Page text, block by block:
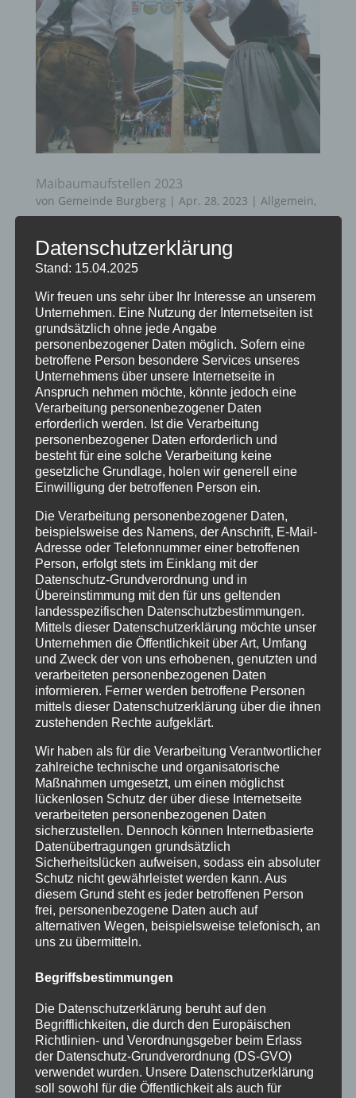
Maibaumaufstellen 2023
von Gemeinde Burgberg | Apr. 28, 2023 | Allgemein,
Der Trachtenverein Burgberg lädt alle Gäste
Maibaumaufstellung am 1.Mai 2023 ab 13.30
Uhr auf dem Burgberger Dorfplatz ein. Der
frisch geschlagene und geschmückte Baum
wird unter den Klängen der Alphornbläser und
der Musikkapelle...
20 Jahre Erzgruben Burgberg –
Jubiläumssommer mit vielen besonderen
Erlebnissen
Halbzeit im Mikrozensus
Burgberger Dorfabende
Burgberger Weinfest
Vollsperrung der Staatsstraße 2007 in
Burgberg am 10. Juli 2026
Kategorien
Allgemein
Amtliche Bekanntmachungen
Bürgerinformationen
Fortbildungen
Startseite
Veranstaltungen
Antrag Arbeiten ausweis Bauhof Bayern
Bekanntmachung Brauchtum burgberg
Burgberg im Allgäu burgentage Bürger Bürgerbüro
Datenschutzerklärung
Stand: 15.04.2025
Wir freuen uns sehr über Ihr Interesse an unserem
Unternehmen. Eine Nutzung der Internetseiten ist
grundsätzlich ohne jede Angabe
personenbezogener Daten möglich. Sofern eine
betroffene Person besondere Services unseres
Unternehmens über unsere Internetseite in
Anspruch nehmen möchte, könnte jedoch eine
Verarbeitung personenbezogener Daten
erforderlich werden. Ist die Verarbeitung
personenbezogener Daten erforderlich und
besteht für eine solche Verarbeitung keine
gesetzliche Grundlage, holen wir generell eine
Einwilligung der betroffenen Person ein.
Die Verarbeitung personenbezogener Daten,
beispielsweise des Namens, der Anschrift, E-Mail-
Adresse oder Telefonnummer einer betroffenen
Person, erfolgt stets im Einklang mit der
Datenschutz-Grundverordnung und in
Übereinstimmung mit den für uns geltenden
landesspezifischen Datenschutzbestimmungen.
Mittels dieser Datenschutzerklärung möchte unser
Unternehmen die Öffentlichkeit über Art, Umfang
und Zweck der von uns erhobenen, genutzten und
verarbeiteten personenbezogenen Daten
informieren. Ferner werden betroffene Personen
mittels dieser Datenschutzerklärung über die ihnen
zustehenden Rechte aufgeklärt.
Wir haben als für die Verarbeitung Verantwortlicher
zahlreiche technische und organisatorische
Maßnahmen umgesetzt, um einen möglichst
lückenlosen Schutz der über diese Internetseite
verarbeiteten personenbezogenen Daten
sicherzustellen. Dennoch können Internetbasierte
Datenübertragungen grundsätzlich
Sicherheitslücken aufweisen, sodass ein absoluter
Schutz nicht gewährleistet werden kann. Aus
diesem Grund steht es jeder betroffenen Person
frei, personenbezogene Daten auch auf
alternativen Wegen, beispielsweise telefonisch, an
uns zu übermitteln.
Begriffsbestimmungen
Die Datenschutzerklärung beruht auf den
Begrifflichkeiten, die durch den Europäischen
Richtlinien- und Verordnungsgeber beim Erlass
der Datenschutz-Grundverordnung (DS-GVO)
verwendet wurden. Unsere Datenschutzerklärung
soll sowohl für die Öffentlichkeit als auch für